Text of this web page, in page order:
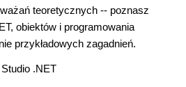
teoretycznych -- poznasz
obiektów i programowania
przykładowych zagadnień.
.NET